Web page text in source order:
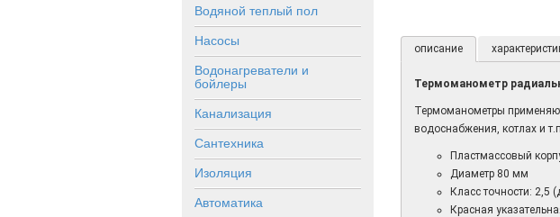
Водяной теплый пол
Насосы
Водонагреватели и
бойлеры
Канализация
Сантехника
Изоляция
Автоматика
описание
Термоманометр
Термоманометры
водоснабжения, котлах и
Пластмассовый
Диаметр 80 мм
Класс точности: 2,5
Красная